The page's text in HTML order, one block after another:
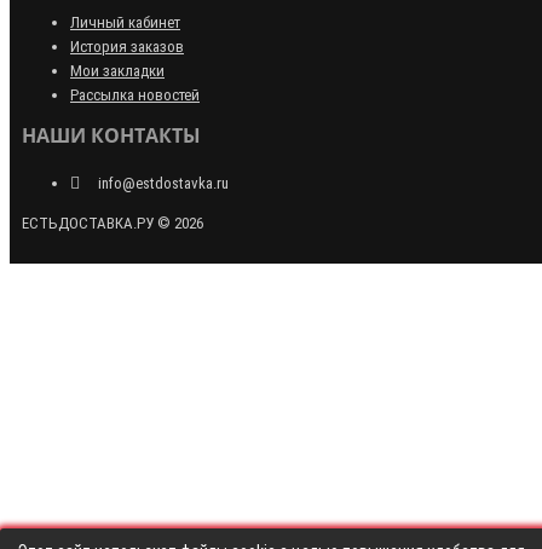
Личный кабинет
История заказов
Мои закладки
Рассылка новостей
НАШИ КОНТАКТЫ
info@estdostavka.ru
ЕСТЬДОСТАВКА.РУ © 2026